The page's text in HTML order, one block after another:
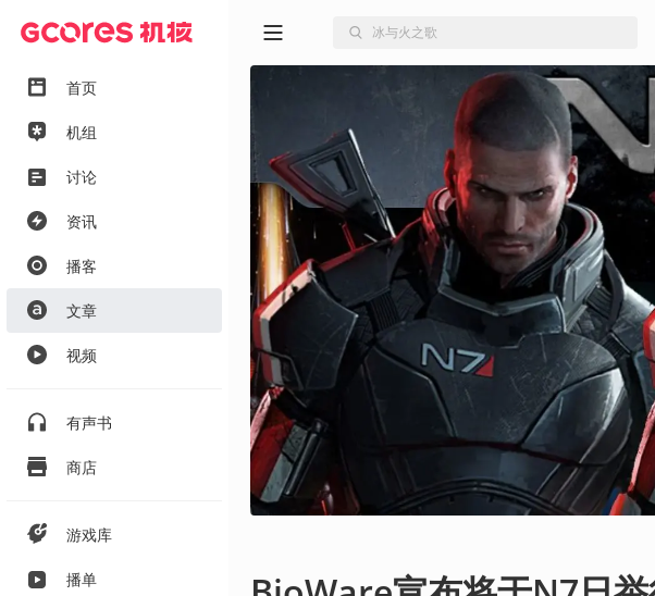
首页
机组
讨论
资讯
播客
文章
视频
有声书
商店
游戏库
播单